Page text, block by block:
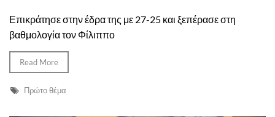
Επικράτησε στην έδρα της με 27-25 και ξεπέρασε στη
βαθμολογία τον Φίλιππο
Read More
Πρώτο θέμα